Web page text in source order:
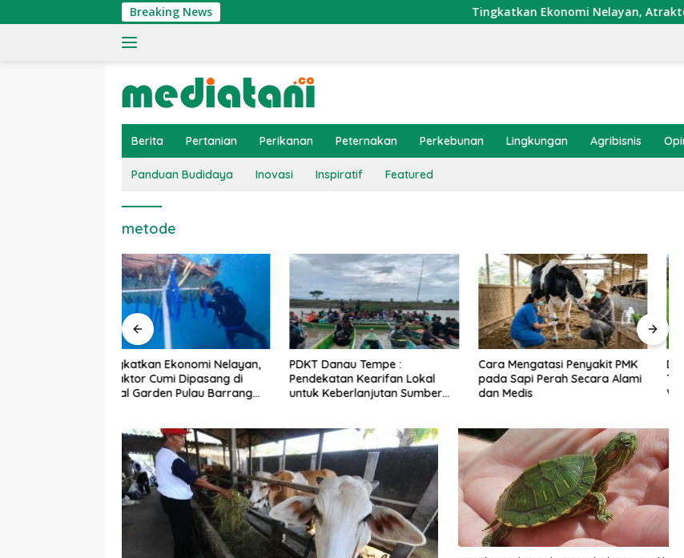
ke
Breaking News Tingkatkan Ekonomi Nelayan, Atraktor
Berita Pertanian Perikanan Peternakan Perkebunan Lingkungan Agribisnis
Panduan Budidaya Inovasi Inspiratif Featured
metode
PDKT Danau Tempe :
Pendekatan Kearifan Lokal
untuk Keberlanjutan Sumber
Cara Mengatasi Penyakit PMK
pada Sapi Perah Secara Alami
dan Medis
Dosis dan Cara Pemupukan
Tanaman Padi pada Fase
Vegetatif Aktif yang Tepat